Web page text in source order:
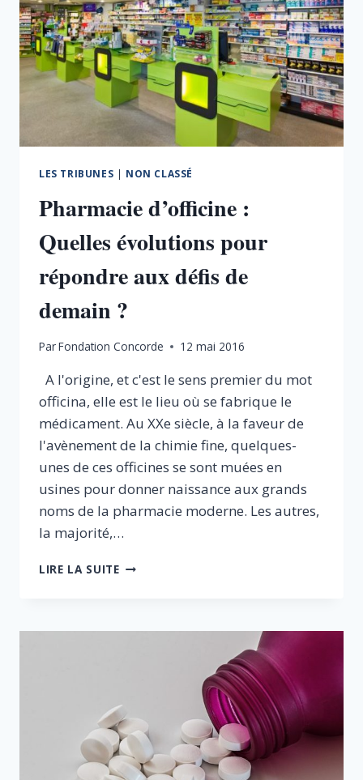
LES TRIBUNES | NON CLASSÉ
Pharmacie d’officine :
Quelles évolutions pour
répondre aux défis de
demain ?
ParFondation Concorde 12 mai 2016
A l'origine, et c'est le sens premier du mot
officina, elle est le lieu où se fabrique le
médicament. Au XXe siècle, à la faveur de
l'avènement de la chimie fine, quelques-
unes de ces officines se sont muées en
usines pour donner naissance aux grands
noms de la pharmacie moderne. Les autres,
la majorité,…
LIRE LA SUITEPHARMACIE
ÉVOLUTIONS
DÉFIS
DE
DEMAIN
?